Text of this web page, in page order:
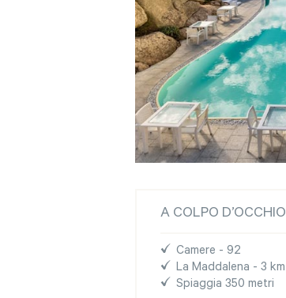
A COLPO D’OCCHIO
Camere - 92
La Maddalena - 3 km
Spiaggia 350 metri